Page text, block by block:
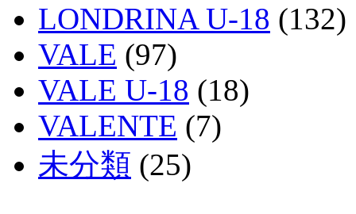
LONDRINA U-18 (132)
VALE (97)
VALE U-18 (18)
VALENTE (7)
未分類 (25)